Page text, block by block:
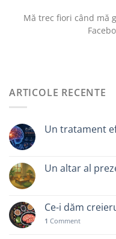
Mă trec fiori când mă
ARTICOLE RECENTE
Un tratament
Un altar al
Ce-i dăm
1 Comment